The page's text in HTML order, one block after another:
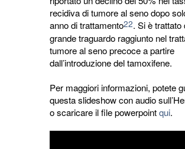
recidiva di tumore al seno dopo
anno di trattamento22. Si è trattato
grande traguardo raggiunto nel
tumore al seno precoce a partire
dall’introduzione del tamoxifene.
Per maggiori informazioni, potete
questa slideshow con audio
o scaricare il file powerpointqui.